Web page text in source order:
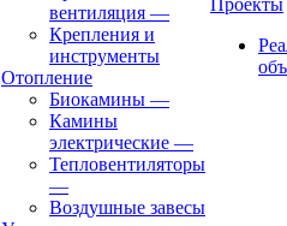
вентиляция —
Крепления и
инструменты
Отопление
Биокамины —
Камины
электрические —
Тепловентиляторы
—
Воздушные завесы
Проекты